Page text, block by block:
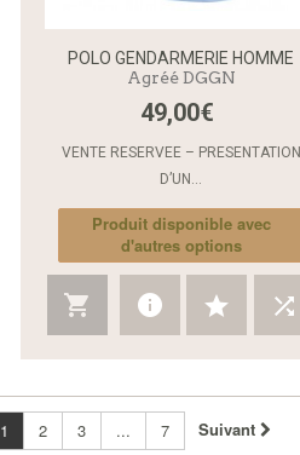
POLO GENDARMERIE HOMME
Agréé DGGN
49,00€
VENTE RESERVEE – PRESENTATION
D’UN...
Produit disponible avec
d'autres options
1 2 3 ... 7 Suivant